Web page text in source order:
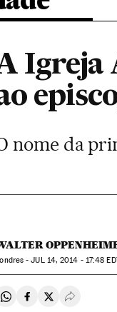
Igreja
nome da
-JUL14, 2014 - 17:48
Compartir en Whatsapp
Compartir en
Compartir en